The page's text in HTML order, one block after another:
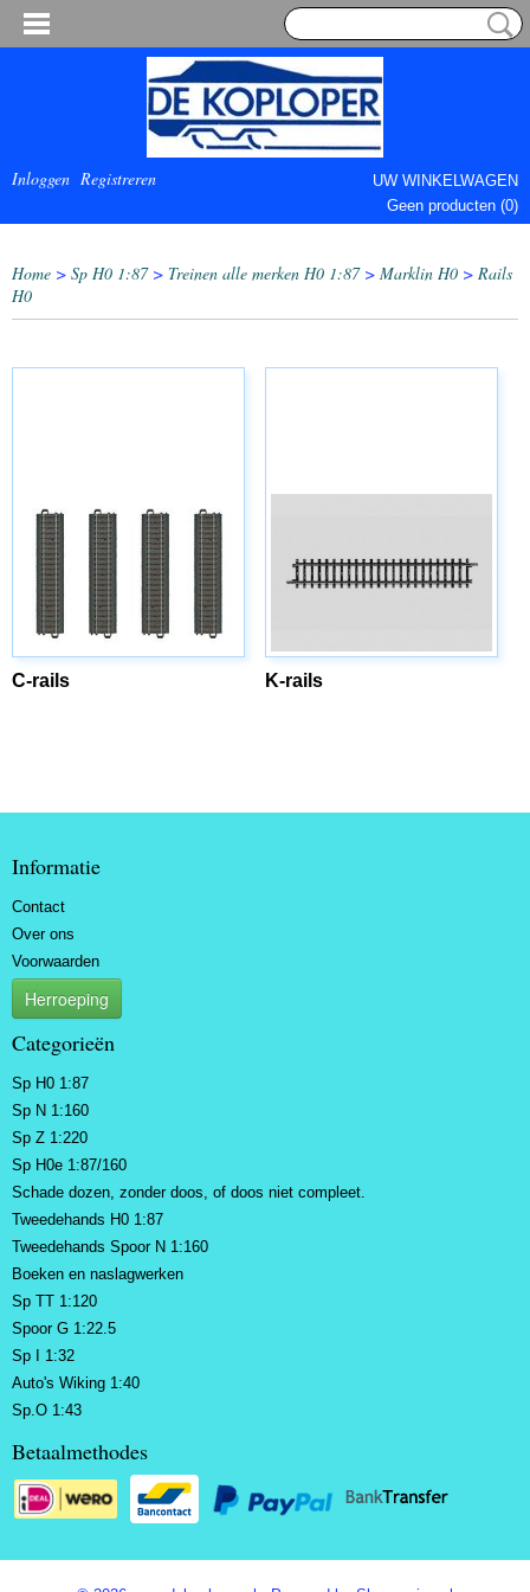
Inloggen Registreren
UW WINKELWAGEN
Geen producten (0)
Home > Sp H0 1:87> Treinen alle merken H0 1:87> Marklin H0 > Rails
H0
C-rails K-rails
Informatie
Contact
Over ons
Voorwaarden
Herroeping
Categorieën
Sp H0 1:87
Sp N 1:160
Sp Z 1:220
Sp H0e 1:87/160
Schade dozen, zonder doos, of doos niet compleet.
Tweedehands H0 1:87
Tweedehands Spoor N 1:160
Boeken en naslagwerken
Sp TT 1:120
Spoor G 1:22.5
Sp I 1:32
Auto's Wiking 1:40
Sp.O 1:43
Betaalmethodes